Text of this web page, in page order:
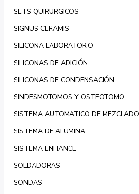
SETS QUIRÚRGICOS
SIGNUS CERAMIS
SILICONA LABORATORIO
SILICONAS DE ADICIÓN
SILICONAS DE CONDENSACIÓN
SINDESMOTOMOS Y OSTEOTOMO
SISTEMA AUTOMATICO DE MEZCLADO
SISTEMA DE ALUMINA
SISTEMA ENHANCE
SOLDADORAS
SONDAS